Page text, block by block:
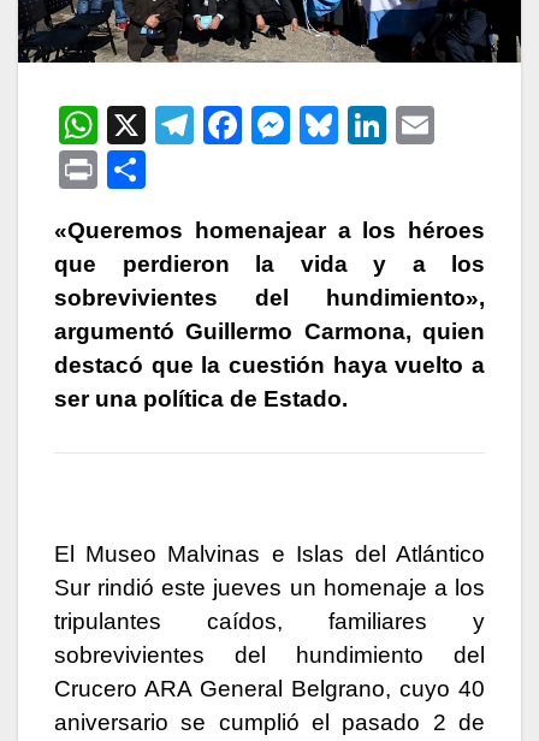
W
h
at
s
p
p
X
T
gr
a
m
F
e
b
o
o
k
M
s
e
n
g
er
Bl
s
k
y
Li
e
dI
n
P
nt m
p
ar
tir
«Queremos homenajear a los héroes
que perdieron la vida y a los
sobrevivientes del hundimiento»,
argumentó Guillermo Carmona, quien
destacó que la cuestión haya vuelto a
ser una política de Estado.
El Museo Malvinas e Islas del Atlántico
Sur rindió este jueves un homenaje a los
tripulantes caídos, familiares y
sobrevivientes del hundimiento del
Crucero ARA General Belgrano, cuyo 40
aniversario se cumplió el pasado 2 de